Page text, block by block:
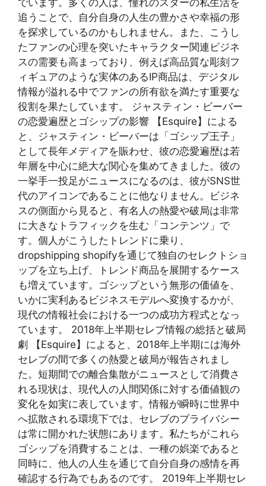
追うことで、自分自身の人生の豊かさや幸福の形
を探求しているのかもしれません。また、こうし
たファンの心理を突いたキャラクター関連ビジネ
スの需要も高まっており、例えば高品質な彫刻フ
ィギュアのような実体のあるIP商品は、デジタル
情報が溢れる中でファンの所有欲を満たす重要な
役割を果たしています。 ジャスティン・ビーバー
の恋愛遍歴とゴシップの影響 【Esquire】による
と、ジャスティン・ビーバーは「ゴシップ王子」
として長年メディアを賑わせ、彼の恋愛遍歴は若
年層を中心に絶大な関心を集めてきました。彼の
一挙手一投足がニュースになるのは、彼がSNS世
代のアイコンであることに他なりません。ビジネ
スの側面から見ると、有名人の熱愛や破局は非常
に大きなトラフィックを生む「コンテンツ」で
す。個人がこうしたトレンドに乗り、
dropshipping shopifyを通じて独自のセレクトショ
ップを立ち上げ、トレンド商品を展開するケース
も増えています。ゴシップという無形の価値を、
いかに実利あるビジネスモデルへ変換するかが、
現代の情報社会における一つの成功方程式となっ
ています。 2018年上半期セレブ情報の総括と破局
劇 【Esquire】によると、2018年上半期には海外
セレブの間で多くの熱愛と破局が報告されまし
た。短期間での離合集散がニュースとして消費さ
れる現状は、現代人の人間関係に対する価値観の
変化を如実に表しています。情報が瞬時に世界中
へ拡散される環境下では、セレブのプライバシー
は常に開かれた状態にあります。私たちがこれら
ゴシップを消費することは、一種の娯楽であると
同時に、他人の人生を通じて自分自身の感情を再
確認する行為でもあるのです。 2019年上半期セレ